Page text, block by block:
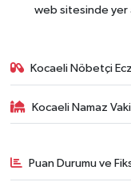
web sitesinde yer
Kocaeli Nöbetçi
Kocaeli Namaz
Puan Durumu ve